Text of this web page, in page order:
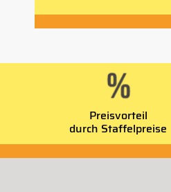
Preisvorteil
durch Staffelpreise